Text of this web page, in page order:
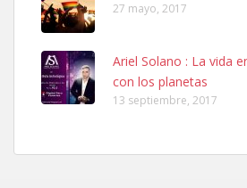
Ninfa perdida
El día 5 se los perdió una ninfa papillera,
calle, se perdió por la zon...
27 mayo, 2017
Ariel Solano : La vida
con los planetas
13 septiembre, 2017